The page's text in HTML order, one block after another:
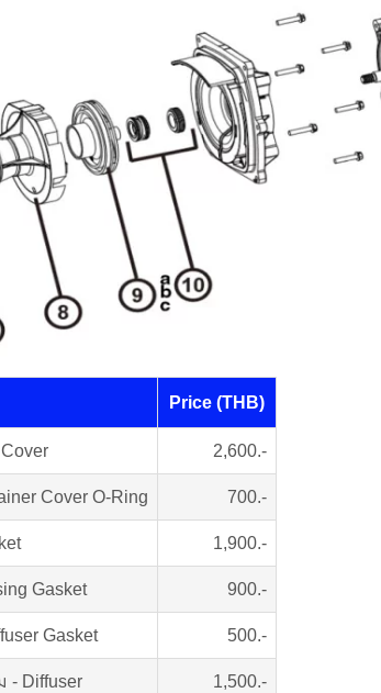
Price (THB)
2,600.-
Cover O-Ring 700.-
1,900.-
Gasket 900.-
Gasket 500.-
- Diffuser 1,500.-